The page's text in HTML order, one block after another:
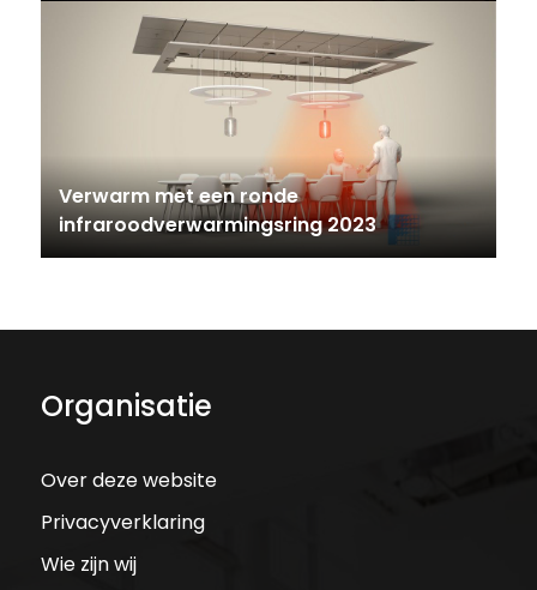
Verwarm met een ronde
infraroodverwarmingsring 2023
Organisatie
Over deze website
Privacyverklaring
Wie zijn wij